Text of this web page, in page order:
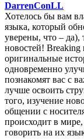
DarrenConLL
Хотелось бы вам
языка, который
уверены, что –
новостей! Breaking
оригинальные
одновременно
познакомят вас с
лучше освоить
того, изучение
общении с
происходит в
говорить на их